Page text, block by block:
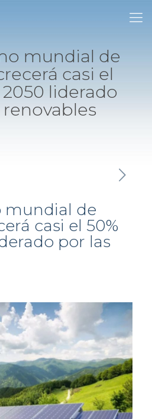
mundial de
casi el
2050 liderado
renovables
mundial de
casi el 50%
por las